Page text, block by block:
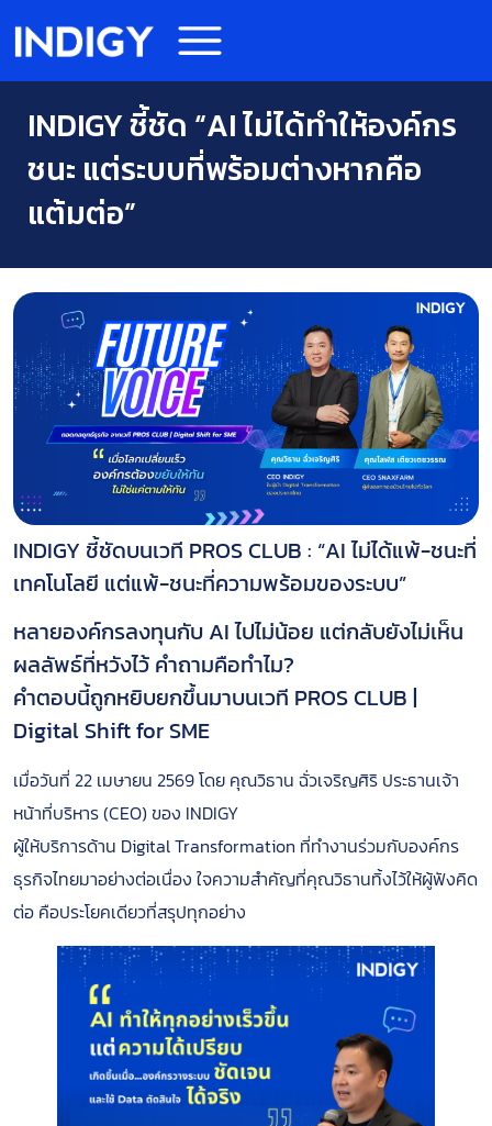
INDIGY ชี้ชัด “AI ไม่ได้ทำให้องค์กร
ชนะ แต่ระบบที่พร้อมต่างหากคือ
แต้มต่อ”
INDIGY ชี้ชัดบนเวที PROS CLUB : “AI ไม่ได้แพ้-ชนะที่
เทคโนโลยี แต่แพ้-ชนะที่ความพร้อมของระบบ”
หลายองค์กรลงทุนกับ AI ไปไม่น้อย แต่กลับยังไม่เห็น
ผลลัพธ์ที่หวังไว้ คำถามคือทำไม?
คำตอบนี้ถูกหยิบยกขึ้นมาบนเวที PROS CLUB |
Digital Shift for SME
เมื่อวันที่ 22 เมษายน 2569 โดย คุณวิธาน ฉั่วเจริญศิริ ประธานเจ้า
หน้าที่บริหาร (CEO) ของ INDIGY
ผู้ให้บริการด้าน Digital Transformation ที่ทำงานร่วมกับองค์กร
ธุรกิจไทยมาอย่างต่อเนื่อง ใจความสำคัญที่คุณวิธานทิ้งไว้ให้ผู้ฟังคิด
ต่อ คือประโยคเดียวที่สรุปทุกอย่าง